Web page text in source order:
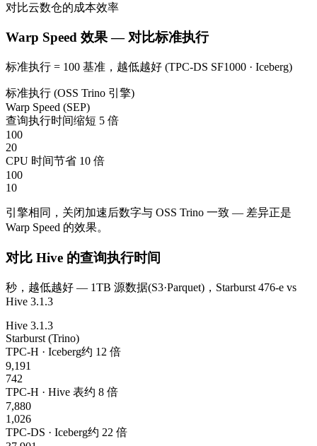
对比云数仓的成本效率
Warp Speed 效果 — 对比标准执行
标准执行 = 100 基准，越低越好 (TPC-DS SF1000 · Iceberg)
标准执行 (OSS Trino 引擎)
Warp Speed (SEP)
查询执行时间缩短 5 倍
100
20
CPU 时间节省 10 倍
100
10
引擎相同，关闭加速后数字与 OSS Trino 一致 — 差异正是
Warp Speed 的效果。
对比 Hive 的查询执行时间
秒，越低越好 — 1TB 源数据(S3·Parquet)，Starburst 476-e vs
Hive 3.1.3
Hive 3.1.3
Starburst (Trino)
TPC-H · Iceberg约 12 倍
9,191
742
TPC-H · Hive 表约 8 倍
7,880
1,026
TPC-DS · Iceberg约 22 倍